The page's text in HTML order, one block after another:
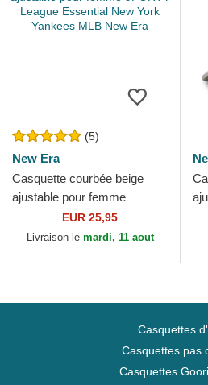
(5)
New Era
Casquette courbée beige
ajustable pour femme
9FORTY League Essential
New York Yankees MLB
EUR 25,95
Livraison le mardi, 11 aout
Casquettes
Casquettes pas
Casquettes